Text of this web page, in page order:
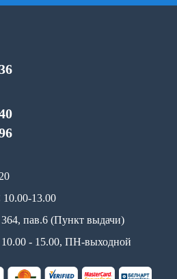
13.00
364, пав.6 (Пункт выдачи)
- 15.00, ПН-выходной